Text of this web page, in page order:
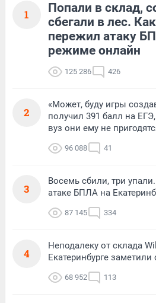
1
Попали в склад,
сбегали в лес.
пережил атаку
режиме онлайн
125 286 426
2
«Может, буду игры
получил 391 балл на
вуз они ему не
96 088 41
3
Восемь сбили, три
атаке БПЛА на
87 145 334
4
Неподалеку от склада
Екатеринбурге
68 952 113